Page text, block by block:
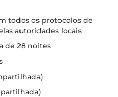
todos os protocolos de
autoridades locais
de 28 noites